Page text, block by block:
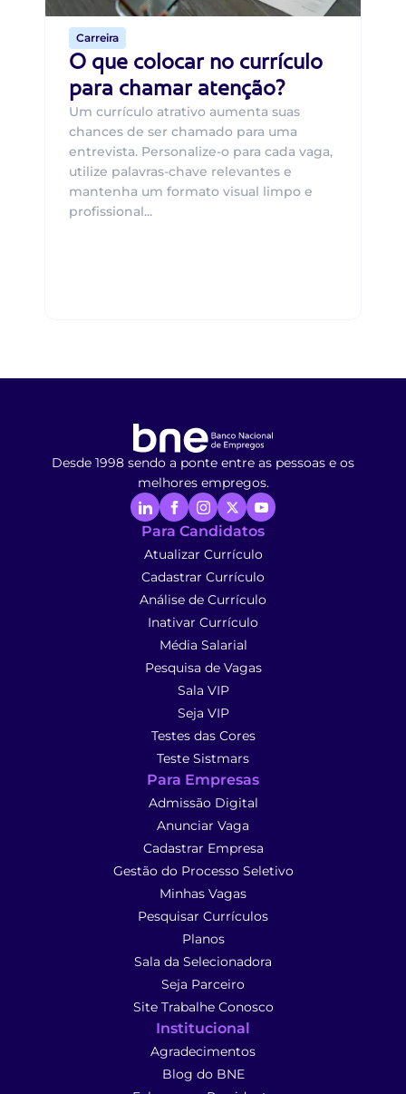
Carreira
O que colocar no currículo
para chamar atenção?
Um currículo atrativo aumenta suas
chances de ser chamado para uma
entrevista. Personalize-o para cada vaga,
utilize palavras-chave relevantes e
mantenha um formato visual limpo e
profissional...
Desde 1998 sendo a ponte entre as pessoas e os
melhores empregos.
Para Candidatos
Atualizar Currículo
Cadastrar Currículo
Análise de Currículo
Inativar Currículo
Média Salarial
Pesquisa de Vagas
Sala VIP
Seja VIP
Testes das Cores
Teste Sistmars
Para Empresas
Admissão Digital
Anunciar Vaga
Cadastrar Empresa
Gestão do Processo Seletivo
Minhas Vagas
Pesquisar Currículos
Planos
Sala da Selecionadora
Seja Parceiro
Site Trabalhe Conosco
Institucional
Agradecimentos
Blog do BNE